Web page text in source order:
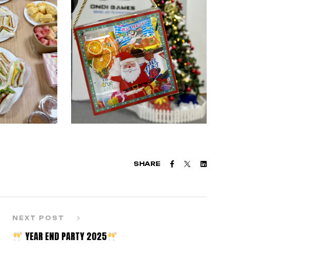
SHARE Facebook
TwitterLinkedin
NEXT POST
YEAR END PARTY 2025